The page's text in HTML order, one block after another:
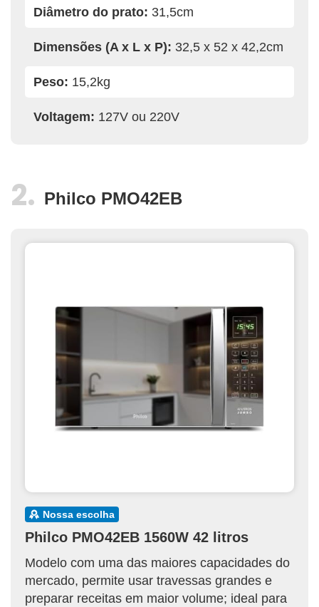
Diâmetro do prato: 31,5cm
Dimensões (A x L x P): 32,5 x 52 x 42,2cm
Peso: 15,2kg
Voltagem: 127V ou 220V
Philco PMO42EB
nossa escolha
Philco PMO42EB 1560W 42 litros
Modelo com uma das maiores capacidades do
mercado, permite usar travessas grandes e
preparar receitas em maior volume; ideal para